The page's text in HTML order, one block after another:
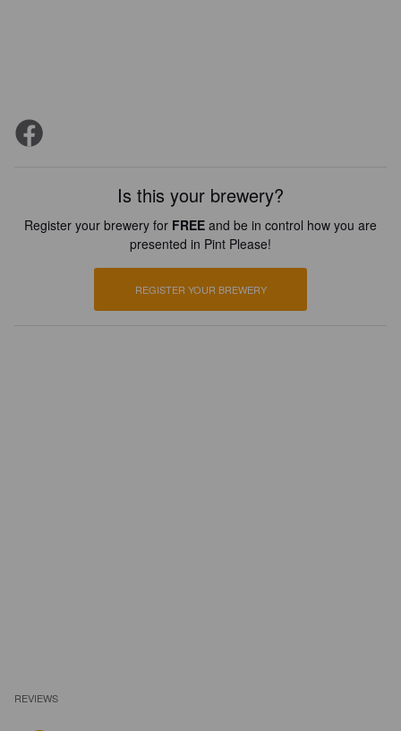
Is this your brewery?
Register your brewery for FREE and be in control how you are
presented in Pint Please!
REGISTER YOUR BREWERY
REVIEWS